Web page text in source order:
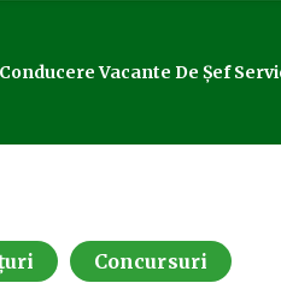
Vacante De
Concursuri